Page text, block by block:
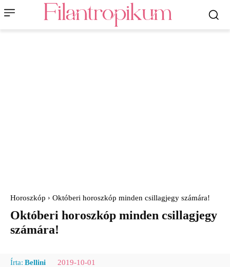
Horoszkóp Októberi horoszkóp minden csillagjegy számára!
Októberi horoszkóp minden csillagjegy
számára!
Írta: Bellini 2019-10-01